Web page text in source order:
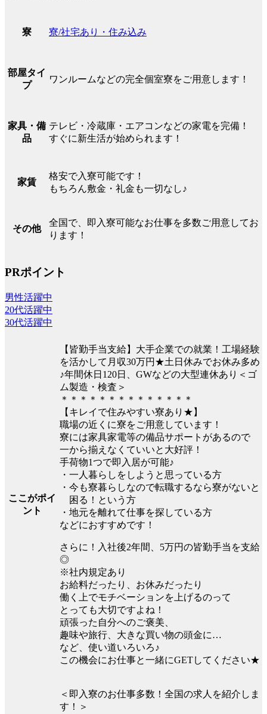
寮 寮/社宅あり・住み込み
部屋タイ
プ
ワンルームなどの完全個室寮をご用意します！
家具・備
品
テレビ・冷蔵庫・エアコンなどの家電を完備！
すぐに新生活が始められます！
家賃
格安で入寮可能です！
もちろん敷金・礼金も一切なし♪
その他
全国で、即入寮可能なお仕事を多数ご用意してお
ります！
PRポイント
男性活躍中
20代活躍中
30代活躍中
ここがポイ
ント
【皆勤手当支給】大手企業での就業！工場経験
を活かして月収30万円★土日休みでお休み多め
♪年間休日120日、GWなどの大型連休あり＜ゴ
ム製造・検査＞
＊＊＊＊＊＊＊＊＊＊＊＊＊＊
【キレイで住みやすい寮あり★】
職場の近くに寮をご用意しています！
寮には家具家電等の備品サポートがあるので
一から揃えなくていいと大好評！
手荷物1つで即入居が可能♪
・一人暮らしをしようと思っている方
・今も寮暮らしなので転職するなら寮がないと
困る！という方
・地元を離れて仕事を探している方
などにおすすめです！
さらに！入社後2年間、5万円の皆勤手当を支給
◎
※社内規定あり
お給料だったり、お休みだったり
働く上でモチベーションを上げるのって
とっても大切ですよね！
頑張った自分へのご褒美、
趣味や旅行、大きな買い物の頭金に…
など、使い道いろいろ♪
この機会にお仕事と一緒にGETしてください★
＜即入寮のお仕事多数！全国の求人を紹介しま
す！＞